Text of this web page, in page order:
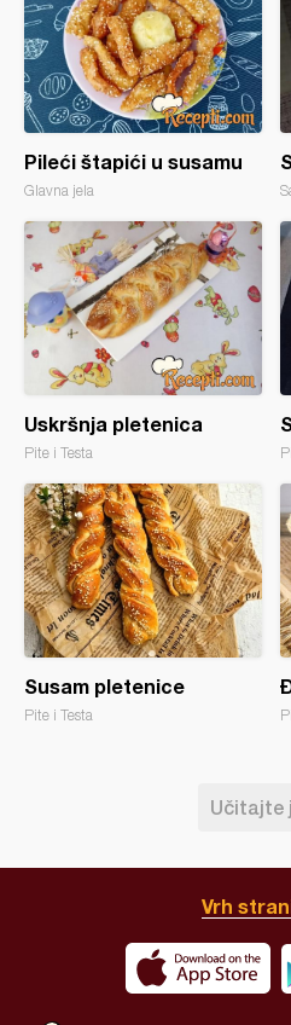
Pileći štapići u susamu
Glavna jela
Uskršnja pletenica
Pite i Testa
Susam pletenice
Pite i Testa
Učitajte
Vrh